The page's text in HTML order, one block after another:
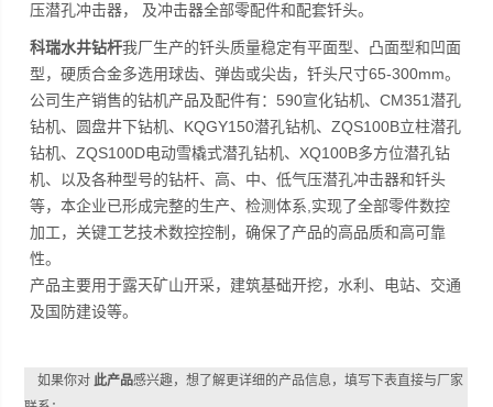
压潜孔冲击器， 及冲击器全部零配件和配套钎头。
科瑞水井钻杆我厂生产的钎头质量稳定有平面型、凸面型和凹面
型，硬质合金多选用球齿、弹齿或尖齿，钎头尺寸65-300mm。
公司生产销售的钻机产品及配件有：590宣化钻机、CM351潜孔
钻机、圆盘井下钻机、KQGY150潜孔钻机、ZQS100B立柱潜孔
钻机、ZQS100D电动雪橇式潜孔钻机、XQ100B多方位潜孔钻
机、以及各种型号的钻杆、高、中、低气压潜孔冲击器和钎头
等，本企业已形成完整的生产、检测体系,实现了全部零件数控
加工，关键工艺技术数控控制，确保了产品的高品质和高可靠
性。
产品主要用于露天矿山开采，建筑基础开挖，水利、电站、交通
及国防建设等。
如果你对此产品感兴趣，想了解更详细的产品信息，填写下表直接与厂家